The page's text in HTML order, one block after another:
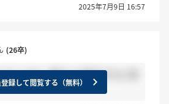
2025年7月9日 16:57
(26卒)
でしたね。面白いお題出すなと毎
録して閲覧する（無料）